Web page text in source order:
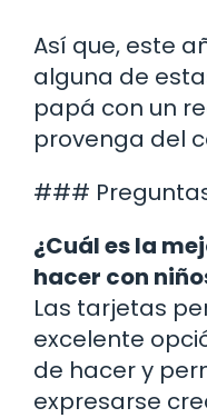
Así que, este
alguna de
papá con un
provenga del
###
¿Cuál es la
hacer con
Las tarjetas
excelente
de hacer y
expresarse